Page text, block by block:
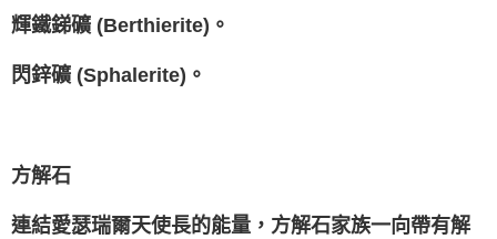
輝鐵銻礦 (Berthierite)。
閃鋅礦 (Sphalerite)。
方解石
連結愛瑟瑞爾天使長的能量，方解石家族一向帶有解